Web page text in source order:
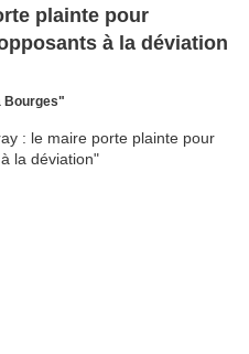
plainte pour
à la déviation
Bourges"